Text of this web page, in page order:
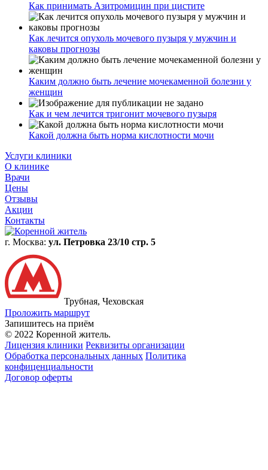
Как принимать Азитромицин при цистите
Как лечится опухоль мочевого пузыря у мужчин и
каковы прогнозы
Каким должно быть лечение мочекаменной болезни у
женщин
Как и чем лечится тригонит мочевого пузыря
Какой должна быть норма кислотности мочи
Услуги клиники
О клинике
Врачи
Цены
Отзывы
Акции
Контакты
г. Москва: ул. Петровка 23/10 стр. 5
Трубная, Чеховская
Проложить маршрут
Запишитесь на приём
© 2022 Коренной житель.
Лицензия клиники Реквизиты организации
Обработка персональных данных Политика
конфиценциальности
Договор оферты